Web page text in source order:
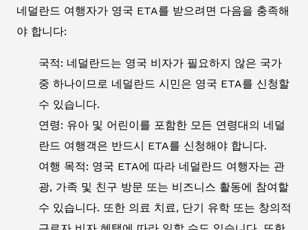
네덜란드 여행자가 영국 ETA를 받으려면 다음을 충족해
야 합니다:
국적: 네덜란드는 영국 비자가 필요하지 않은 국가
중 하나이므로 네덜란드 시민은 영국 ETA를 신청할
수 있습니다.
연령: 유아 및 어린이를 포함한 모든 연령대의 네덜
란드 여행객은 반드시 ETA를 신청해야 합니다.
여행 목적: 영국 ETA에 따라 네덜란드 여행자는 관
광, 가족 및 친구 방문 또는 비즈니스 활동에 참여할
수 있습니다. 또한 의료 치료, 단기 유학 또는 창의적